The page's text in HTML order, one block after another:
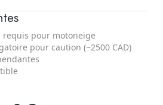
requis pour motoneige
pour caution (~2500 CAD)